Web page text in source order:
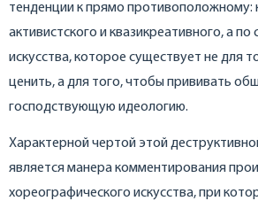
тенденции к прямо противоположному:
активистского и квазикреативного, а
искусства, которое существует не для
ценить, а для того, чтобы прививать
господствующую идеологию.
Характерной чертой этой
является манера комментирования
хореографического искусства, при